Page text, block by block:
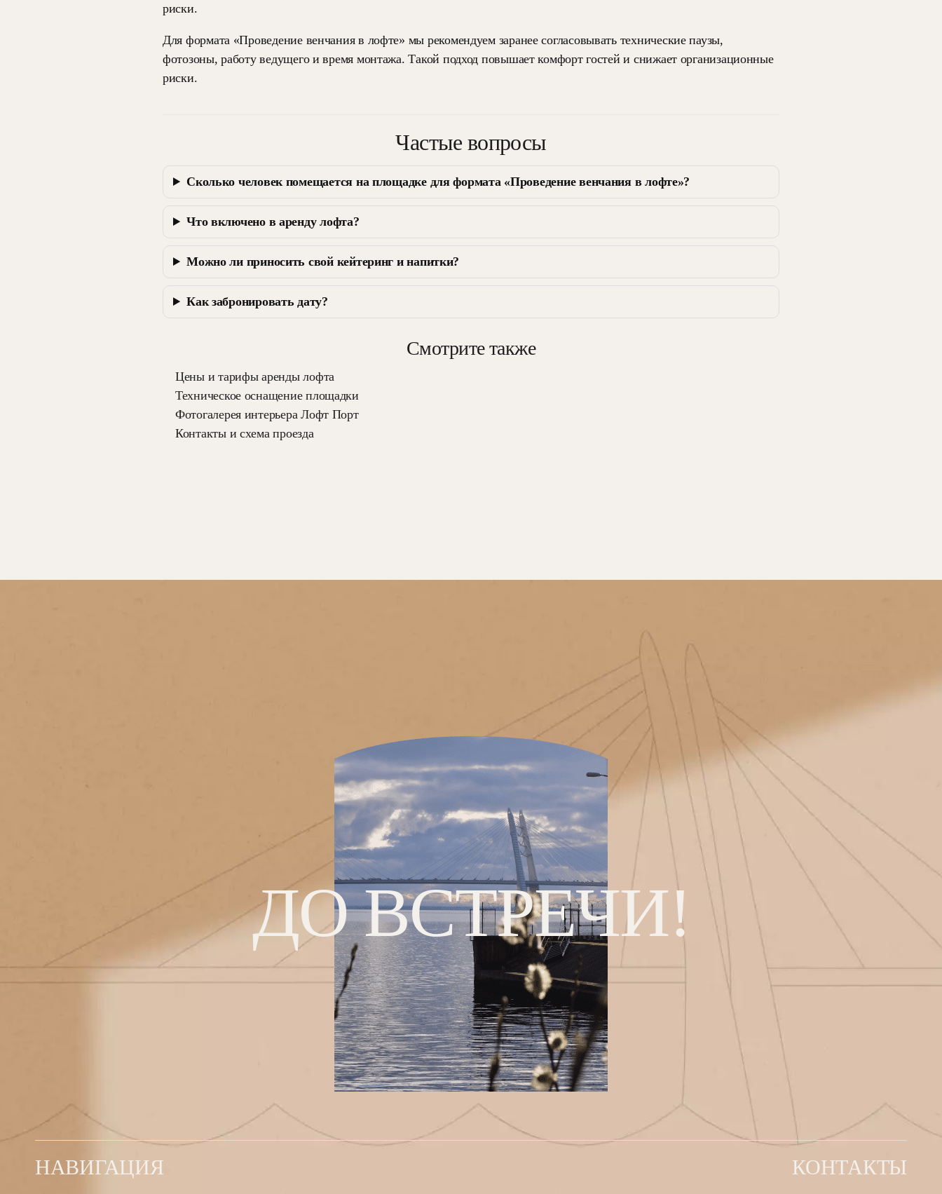
риски.
Для формата «Проведение венчания в лофте» мы рекомендуем заранее согласовывать технические паузы,
фотозоны, работу ведущего и время монтажа. Такой подход повышает комфорт гостей и снижает организационные
риски.
Частые вопросы
Сколько человек помещается на площадке для формата «Проведение венчания в лофте»?
Что включено в аренду лофта?
Можно ли приносить свой кейтеринг и напитки?
Как забронировать дату?
Смотрите также
Цены и тарифы аренды лофта
Техническое оснащение площадки
Фотогалерея интерьера Лофт Порт
Контакты и схема проезда
ДО ВСТРЕЧИ!
НАВИГАЦИЯ КОНТАКТЫ